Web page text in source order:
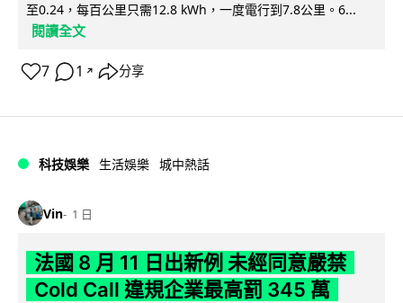
至0.24，每百公里只需12.8 kWh，一度電行到7.8公里。6...
閱讀全文
7 1 ↗ 分享
科技娛樂 生活娛樂 城中熱話
Vin 1 日
法國 8 月 11 日出新例 未經同意嚴禁
Cold Call 違規企業最高罰 345 萬